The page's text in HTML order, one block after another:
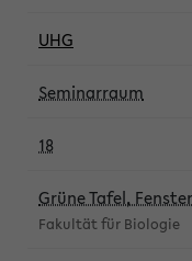
UHG
Seminarraum
18
Grüne Tafel,
Fakultät für Biologie